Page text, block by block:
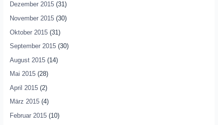
Dezember 2015(31)
November 2015(30)
Oktober 2015(31)
September 2015(30)
August 2015(14)
Mai 2015(28)
April 2015(2)
März 2015(4)
Februar 2015(10)